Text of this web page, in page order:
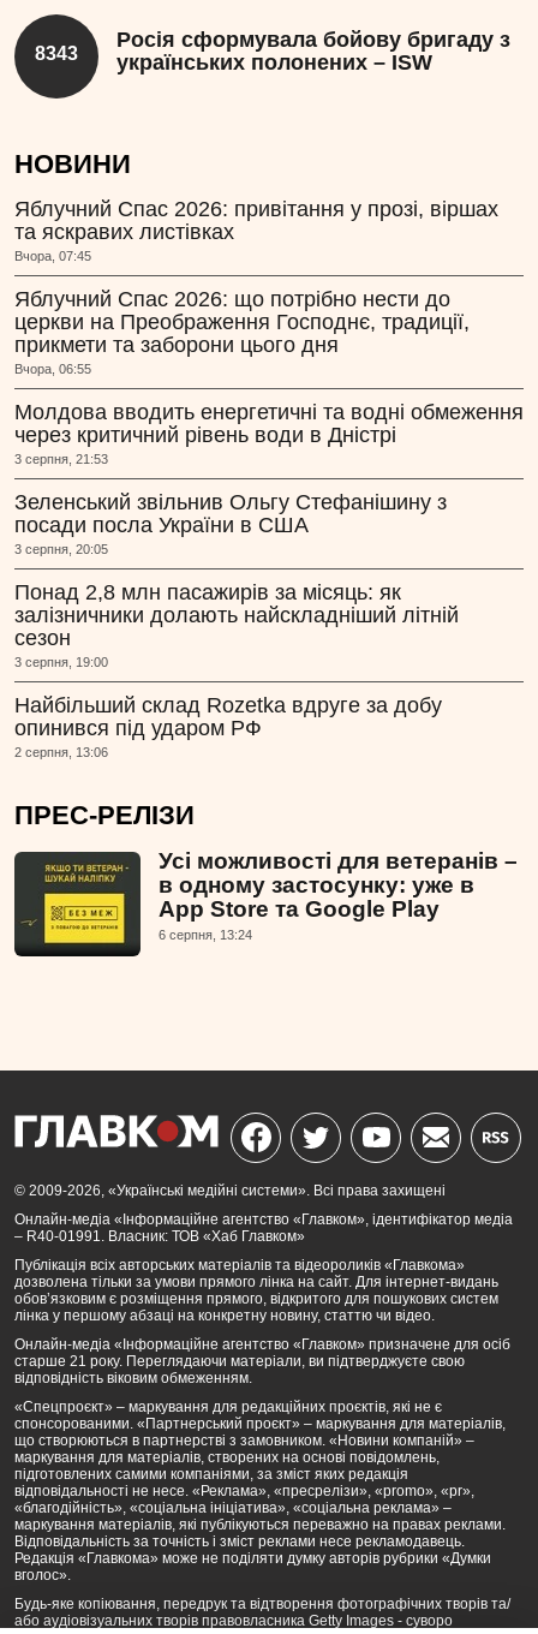
8343
Росія сформувала бойову бригаду з
українських полонених – ISW
НОВИНИ
Яблучний Спас 2026: привітання у прозі, віршах
та яскравих листівках
Вчора, 07:45
Яблучний Спас 2026: що потрібно нести до
церкви на Преображення Господнє, традиції,
прикмети та заборони цього дня
Вчора, 06:55
Молдова вводить енергетичні та водні обмеження
через критичний рівень води в Дністрі
3 серпня, 21:53
Зеленський звільнив Ольгу Стефанішину з
посади посла України в США
3 серпня, 20:05
Понад 2,8 млн пасажирів за місяць: як
залізничники долають найскладніший літній
сезон
3 серпня, 19:00
Найбільший склад Rozetka вдруге за добу
опинився під ударом РФ
2 серпня, 13:06
ПРЕС-РЕЛІЗИ
Усі можливості для ветеранів –
в одному застосунку: уже в
App Store та Google Play
6 серпня, 13:24
© 2009-2026, «Українські медійні системи». Всі права захищені
Онлайн-медіа «Інформаційне агентство «Главком», ідентифікатор медіа
– R40-01991. Власник: ТОВ «Хаб Главком»
Публікація всіх авторських матеріалів та відеороликів «Главкома»
дозволена тільки за умови прямого лінка на сайт. Для інтернет-видань
обов’язковим є розміщення прямого, відкритого для пошукових систем
лінка у першому абзаці на конкретну новину, статтю чи відео.
Онлайн-медіа «Інформаційне агентство «Главком» призначене для осіб
старше 21 року. Переглядаючи матеріали, ви підтверджуєте свою
відповідність віковим обмеженням.
«Спецпроєкт» – маркування для редакційних проєктів, які не є
спонсорованими. «Партнерський проєкт» – маркування для матеріалів,
що створюються в партнерстві з замовником. «Новини компаній» –
маркування для матеріалів, створених на основі повідомлень,
підготовлених самими компаніями, за зміст яких редакція
відповідальності не несе. «Реклама», «пресрелізи», «promo», «pr»,
«благодійність», «соціальна ініціатива», «соціальна реклама» –
маркування матеріалів, які публікуються переважно на правах реклами.
Відповідальність за точність і зміст реклами несе рекламодавець.
Редакція «Главкома» може не поділяти думку авторів рубрики «Думки
вголос».
Будь-яке копіювання, передрук та відтворення фотографічних творів та/
або аудіовізуальних творів правовласника Getty Images - суворо